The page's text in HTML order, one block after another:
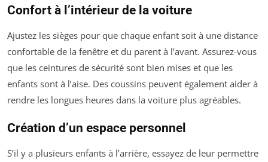
Confort à l’intérieur de la voiture
Ajustez les sièges pour que chaque enfant soit à une distance
confortable de la fenêtre et du parent à l’avant. Assurez-vous
que les ceintures de sécurité sont bien mises et que les
enfants sont à l’aise. Des coussins peuvent également aider à
rendre les longues heures dans la voiture plus agréables.
Création d’un espace personnel
S’il y a plusieurs enfants à l’arrière, essayez de leur permettre